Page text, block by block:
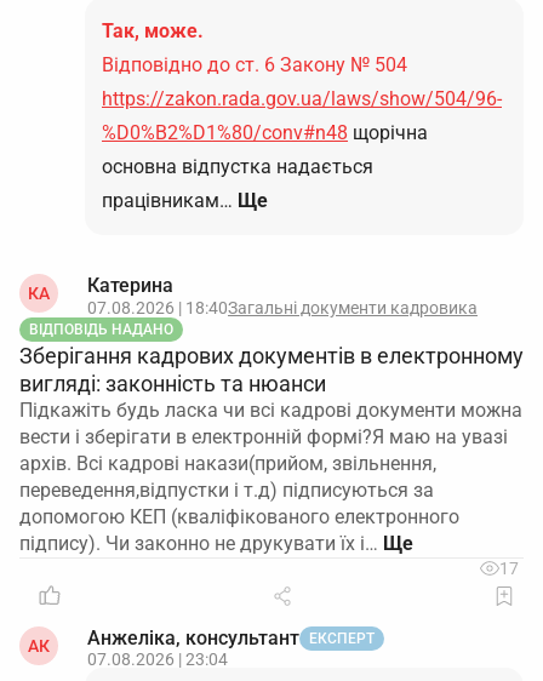
Так, може.
Відповідно до ст. 6 Закону № 504
https://zakon.rada.gov.ua/laws/show/504/96-
%D0%B2%D1%80/conv#n48 щорічна
основна відпустка надається
працівникам… Ще
КА Катерина
07.08.2026 | 18:40Загальні документи кадровика
ВІДПОВІДЬ НАДАНО
Зберігання кадрових документів в електронному
вигляді: законність та нюанси
Підкажіть будь ласка чи всі кадрові документи можна
вести і зберігати в електронній формі?Я маю на увазі
архів. Всі кадрові накази(прийом, звільнення,
переведення,відпустки і т.д) підписуються за
допомогою КЕП (кваліфікованого електронного
підпису). Чи законно не друкувати їх і…
17
АК Анжеліка, консультант ЕКСПЕРТ
07.08.2026 | 23:04